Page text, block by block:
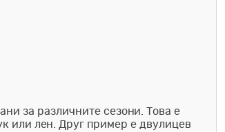
за различните сезони. Това е
или лен. Друг пример е двулицев